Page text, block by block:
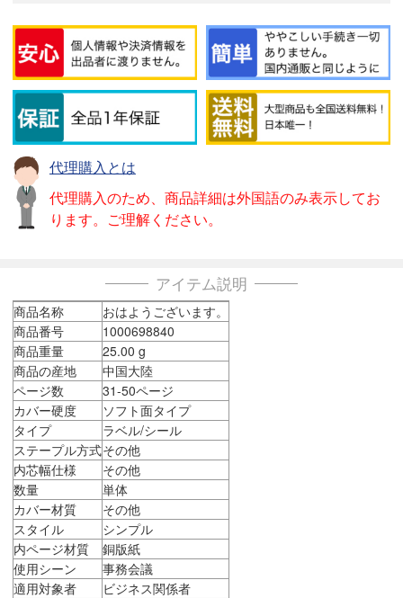
代理購入とは
代理購入のため、商品詳細は外国語のみ表示してお
ります。ご理解ください。
アイテム説明
商品名称
おはようございます。
商品番号
1000698840
商品重量
25.00 g
商品の産地
中国大陸
ページ数
31-50ページ
カバー硬度
ソフト面タイプ
タイプ
ラベル/シール
ステープル方式その他
内芯幅仕様
その他
数量
単体
カバー材質
その他
スタイル
シンプル
内ページ材質
銅版紙
使用シーン
事務会議
適用対象者
ビジネス関係者